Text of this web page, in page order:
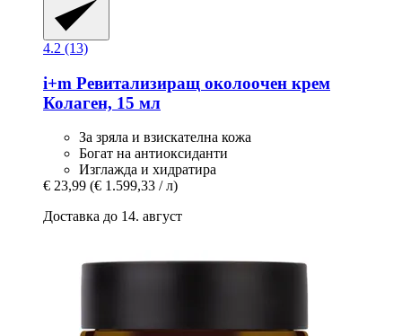
4.2 (13)
i+m Ревитализиращ околоочен крем
Колаген, 15 мл
За зряла и взискателна кожа
Богат на антиоксиданти
Изглажда и хидратира
€ 23,99 (€ 1.599,33 / л)
Доставка до 14. август